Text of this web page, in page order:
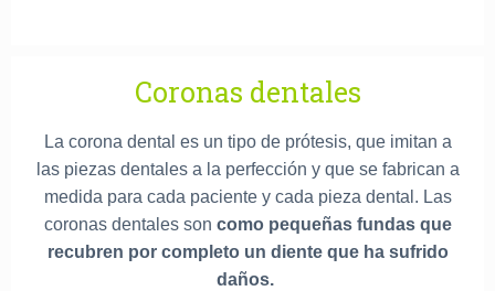
Coronas dentales
La corona dental es un tipo de prótesis, que imitan a
las piezas dentales a la perfección y que se fabrican a
medida para cada paciente y cada pieza dental. Las
coronas dentales son como pequeñas fundas que
recubren por completo un diente que ha sufrido
daños.